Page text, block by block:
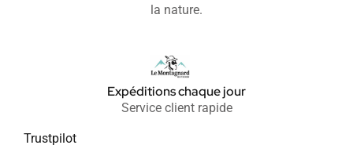
la nature.
Expéditions chaque jour
Service client rapide
Trustpilot